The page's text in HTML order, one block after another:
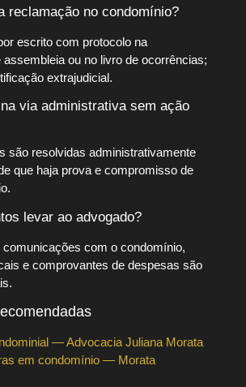
reclamação no condomínio?
escrito com protocolo na
ou no livro de ocorrências;
extrajudicial.
via administrativa sem ação
são resolvidas administrativamente
que haja prova e compromisso de
levar ao advogado?
com o condomínio,
e comprovantes de despesas são
— Advocacia Juliana Morata
em condomínio — Morata